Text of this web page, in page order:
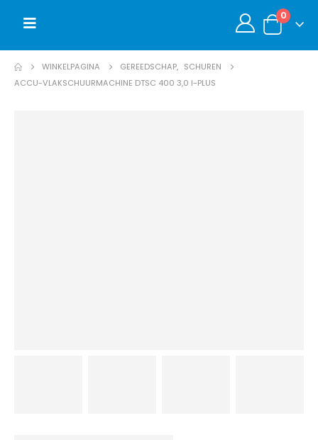
0
WINKELPAGINA GEREEDSCHAP, SCHUREN
ACCU-VLAKSCHUURMACHINE DTSC 400 3,0 I-PLUS